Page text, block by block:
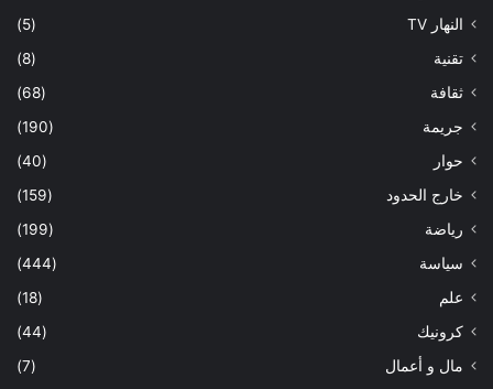
النهار TV
(5)
تقنية
(8)
ثقافة
(68)
جريمة
(190)
حوار
(40)
خارج الحدود
(159)
رياضة
(199)
سياسة
(444)
علم
(18)
كرونيك
(44)
مال و أعمال
(7)